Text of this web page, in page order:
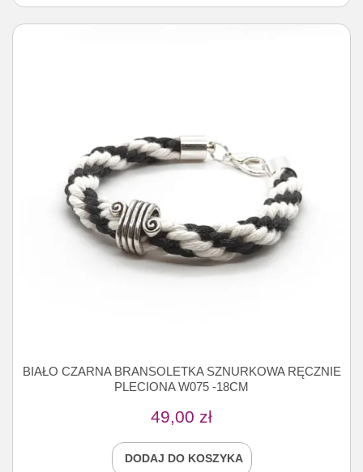
BIAŁO CZARNA BRANSOLETKA SZNURKOWA RĘCZNIE
PLECIONA W075 -18CM
49,00 zł
DODAJ DO KOSZYKA